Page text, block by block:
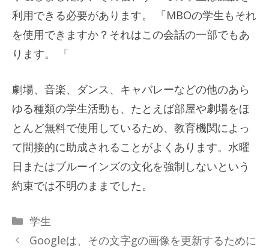
利用できる必要があります。 「MBOの学生もそれ
を使用できますか？それはこの会話の一部でもあ
ります。 「
劇場、音楽、ダンス、キャバレーなどの他のあら
ゆる種類の学生活動も、たとえば部屋や劇場をほ
とんど無料で使用しているため、教育機関によっ
て間接的に助成されることがよくあります。水曜
日またはブルーインズの文化を強制しないという
約束では不明のままでした。
カ
テ
学生
Googleは、その文字gの画像を更新するために